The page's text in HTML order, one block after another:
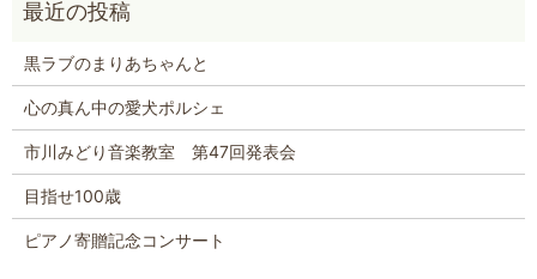
黒ラブのまりあちゃんと
心の真ん中の愛犬ポルシェ
市川みどり音楽教室 第47回発表会
目指せ100歳
ピアノ寄贈記念コンサート